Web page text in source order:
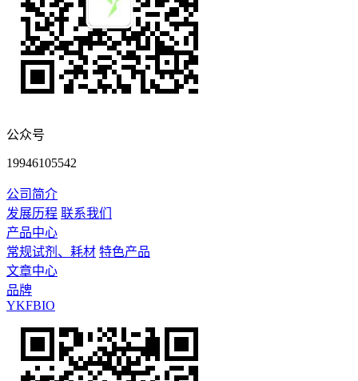
公众号
19946105542
公司简介
发展历程 联系我们
产品中心
常规试剂、耗材 特色产品
文章中心
品牌
YKFBIO